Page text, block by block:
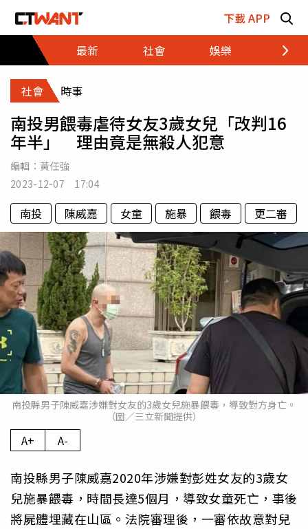
下載 APP
最新
社會 娛樂 財經
社會 時事
南投男餵毒虐待女友3歲女兒「改判16
年半」 理由竟是無殺人犯意
編輯： 黃任強
2023-12-07 17:04
南投 陳威嘉 女童 施暴 餵毒 更二審
南投縣男子陳威嘉涉嫌對女友的3歲女兒施暴餵毒，導致對方身亡。
（圖／三立新聞提供）
A+ A-
南投縣男子陳威嘉2020年涉嫌對彭姓女友的3歲女
兒施暴餵毒，時間長達5個月，導致女童死亡，事後
將屍體埋藏在山區。法院審理後，一審依故意對兒